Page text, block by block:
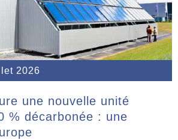
2026
une nouvelle unité
% décarbonée : une